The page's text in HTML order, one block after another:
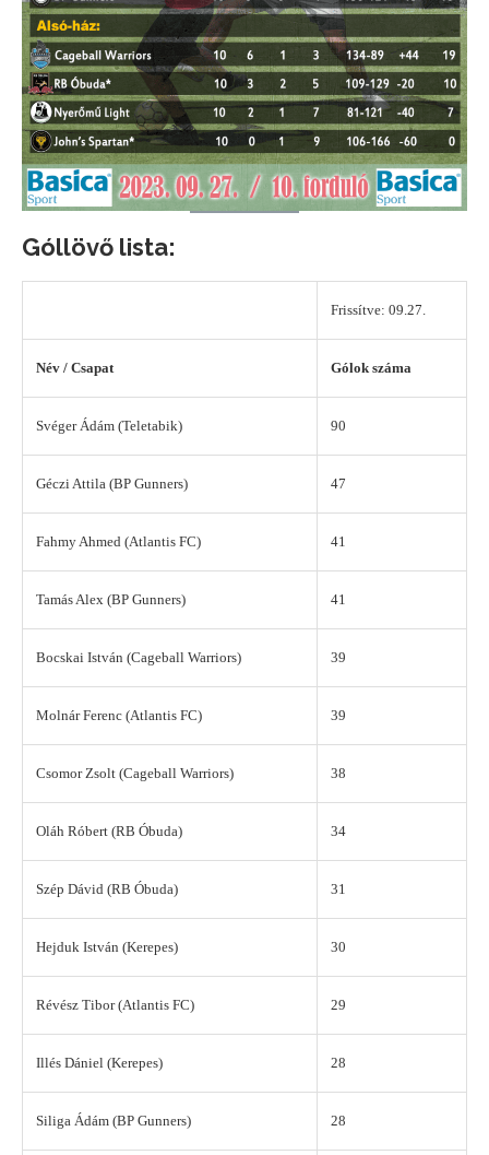
Góllövő lista:
Frissítve: 09.27.
Név / Csapat Gólok száma
Svéger Ádám (Teletabik) 90
Géczi Attila (BP Gunners) 47
Fahmy Ahmed (Atlantis FC) 41
Tamás Alex (BP Gunners) 41
Bocskai István (Cageball Warriors) 39
Molnár Ferenc (Atlantis FC) 39
Csomor Zsolt (Cageball Warriors) 38
Oláh Róbert (RB Óbuda) 34
Szép Dávid (RB Óbuda) 31
Hejduk István (Kerepes) 30
Révész Tibor (Atlantis FC) 29
Illés Dániel (Kerepes) 28
Siliga Ádám (BP Gunners) 28